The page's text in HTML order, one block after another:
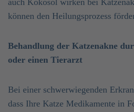
auch Kokosöl wirken bei
können den Heilungsprozess
Behandlung der Katzenakne
oder einen Tierarzt
Bei einer schwerwiegenden
dass Ihre Katze Medikamente in